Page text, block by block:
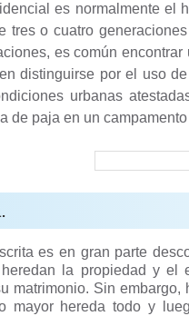
es normalmente el
tres o cuatro
es común
distinguirse por el uso
urbanas
de paja en un
es en gran parte
la propiedad y el
matrimonio. Sin
mayor hereda todo y